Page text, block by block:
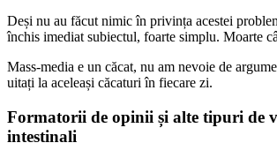
Deși nu au făcut nimic în privința acestei
închis imediat subiectul, foarte simplu. Moarte
Mass-media e un căcat, nu am nevoie de
uitați la aceleași căcaturi în fiecare zi.
Formatorii de opinii și alte tipuri de
intestinali